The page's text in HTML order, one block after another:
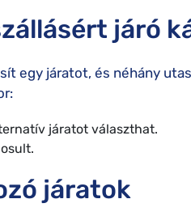
járó
egy járatot, és néhány
járatot választhat.
járatok